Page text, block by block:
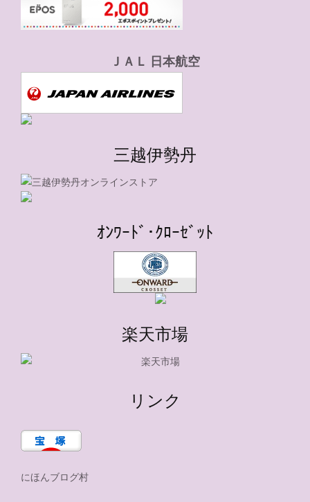
ＪＡＬ 日本航空
三越伊勢丹
ｵﾝﾜｰﾄﾞ･ｸﾛｰｾﾞｯﾄ
楽天市場
リンク
にほんブログ村